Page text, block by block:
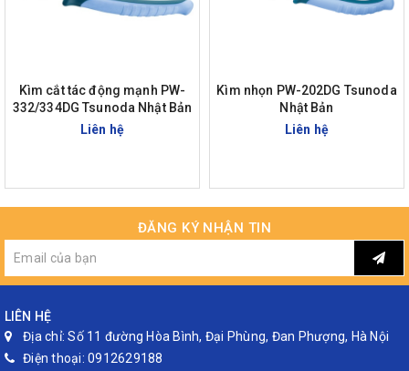
Kìm cắt tác động mạnh PW-
332/334DG Tsunoda Nhật Bản
Liên hệ
Kìm nhọn PW-202DG Tsunoda
Nhật Bản
Liên hệ
ĐĂNG KÝ NHẬN TIN
LIÊN HỆ
Địa chỉ: Số 11 đường Hòa Bình, Đại Phùng, Đan Phượng, Hà Nội
Điện thoại: 0912629188